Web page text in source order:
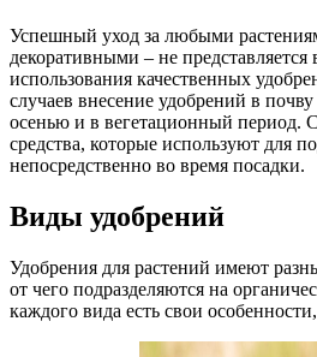
Успешный уход за любыми
декоративными – не
использования качественных
случаев внесение удобрений в
осенью и в вегетационный период.
средства, которые используют для
непосредственно во время посадки.
Виды удобрений
Удобрения для растений имеют
от чего подразделяются на
каждого вида есть свои